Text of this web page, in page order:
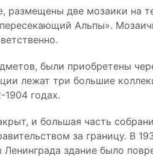
размещены две мозаики на
Альпы».
были приобретены
лежат три большие
годах.
и большая часть
за границу. В
здание было